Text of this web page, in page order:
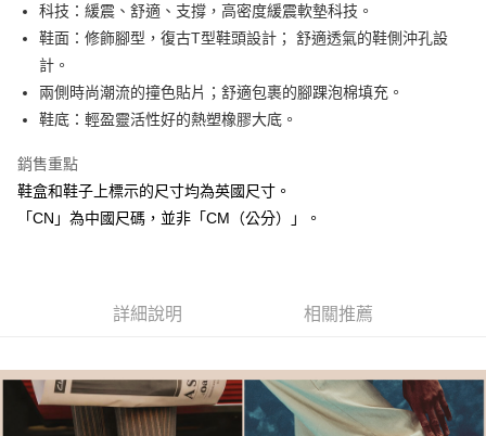
國泰世華商業銀行
兆豐國際商業銀行
臺灣中小企業銀行
台中商業銀行
匯豐（台灣）商業銀行
聯邦商業銀行
元大商業銀行
永豐商業銀行
玉山商業銀行
星展（台灣）商業銀行
台灣樂天信用卡公司
AFTEE先享後付
相關說明
AFTEE先享後付是「在收到商品之後才付款」的支付方式。 讓您購物簡單
便利好安心！
２．便利：只要手機號碼，簡訊認證，即可結帳。
３．安心：先確認商品／服務後，再付款。
【「AFTEE先享後付」結帳流程】
ATM／網路銀行／等多元方式進行付款，方視為交易完成。
後付繳納相關費用。
※ 交易是否成功請以「AFTEE先享後付 」之結帳頁面顯示為準，若有關於
是否繳費成功／繳費後需取消欲退款等相關疑問，請聯繫「AFTEE先享後付
客戶支援中心」
https://netprotections.freshdesk.com/support/home
ATM付款
付款後全家取貨
每筆NT$80，滿NT$1,000(含以上)免運費
付款後7-11取貨
宅配
每筆NT$80，滿NT$1,000(含以上)免運費
科技：緩震、舒適、支撐，高密度緩震軟墊科技。
鞋面：修飾腳型，復古T型鞋頭設計； 舒適透氣的鞋側沖孔設
計。
兩側時尚潮流的撞色貼片；舒適包裹的腳踝泡棉填充。
鞋底：輕盈靈活性好的熱塑橡膠大底。
銷售重點
鞋盒和鞋子上標示的尺寸均為英國尺寸。
「CN」為中國尺碼，並非「CM（公分）」。
詳細說明 相關推薦